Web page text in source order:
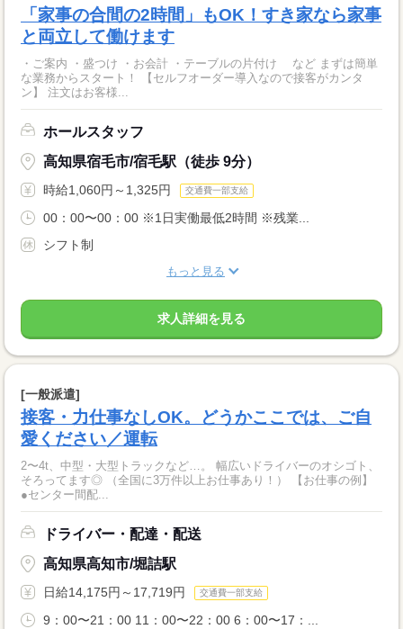
「家事の合間の2時間」もOK！すき家なら家事
と両立して働けます
・ご案内 ・盛つけ ・お会計 ・テーブルの片付け など まずは簡単
な業務からスタート！ 【セルフオーダー導入なので接客がカンタ
ン】 注文はお客様...
ホールスタッフ
高知県宿毛市/宿毛駅（徒歩 9分）
時給1,060円～1,325円 交通費一部支給
00：00〜00：00 ※1日実働最低2時間 ※残業...
シフト制
もっと見る
求人詳細を見る
[一般派遣]
接客・力仕事なしOK。どうかここでは、ご自
愛ください／運転
2〜4t、中型・大型トラックなど…。 幅広いドライバーのオシゴト、
そろってます◎ （全国に3万件以上お仕事あり！） 【お仕事の例】
●センター間配...
ドライバー・配達・配送
高知県高知市/堀詰駅
日給14,175円～17,719円 交通費一部支給
9：00〜21：00 11：00〜22：00 6：00〜17：...